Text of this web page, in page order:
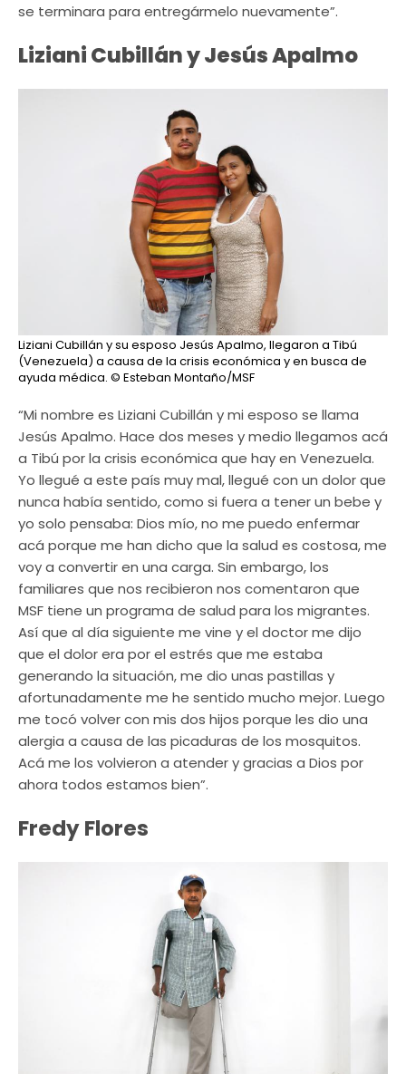
se terminara para entregármelo nuevamente”.
Liziani Cubillán y Jesús Apalmo
Liziani Cubillán y su esposo Jesús Apalmo, llegaron a Tibú
(Venezuela) a causa de la crisis económica y en busca de
ayuda médica. © Esteban Montaño/MSF
“Mi nombre es Liziani Cubillán y mi esposo se llama
Jesús Apalmo. Hace dos meses y medio llegamos acá
a Tibú por la crisis económica que hay en Venezuela.
Yo llegué a este país muy mal, llegué con un dolor que
nunca había sentido, como si fuera a tener un bebe y
yo solo pensaba: Dios mío, no me puedo enfermar
acá porque me han dicho que la salud es costosa, me
voy a convertir en una carga. Sin embargo, los
familiares que nos recibieron nos comentaron que
MSF tiene un programa de salud para los migrantes.
Así que al día siguiente me vine y el doctor me dijo
que el dolor era por el estrés que me estaba
generando la situación, me dio unas pastillas y
afortunadamente me he sentido mucho mejor. Luego
me tocó volver con mis dos hijos porque les dio una
alergia a causa de las picaduras de los mosquitos.
Acá me los volvieron a atender y gracias a Dios por
ahora todos estamos bien”.
Fredy Flores